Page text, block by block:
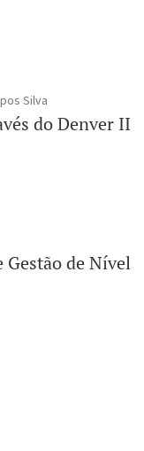
Silva
do Denver II
Gestão de Nível